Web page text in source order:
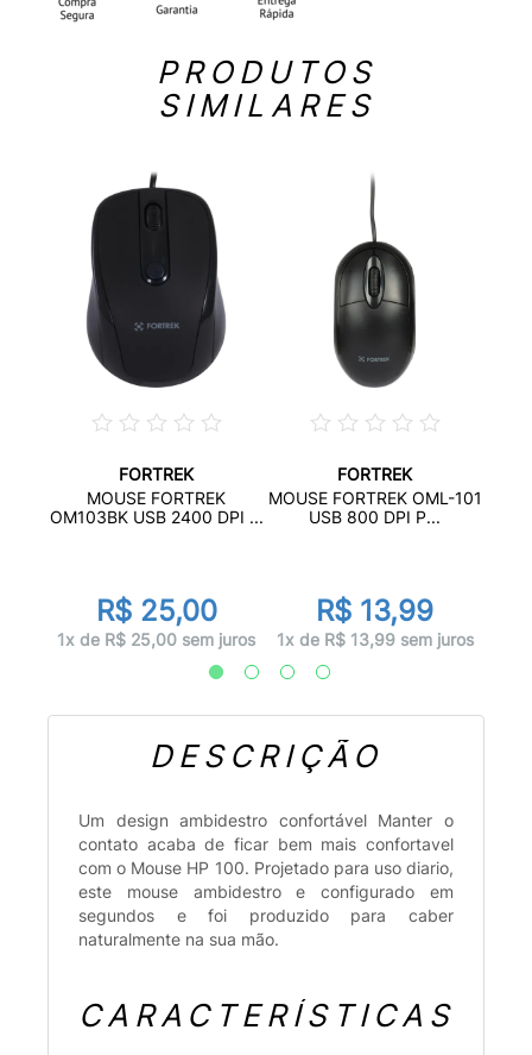
PRODUTOS
SIMILARES
FORTREK
MOUSE FORTREK
OM103BK USB 2400 DPI ...
R$ 25,00
1x de R$ 25,00 sem juros
FORTREK
MOUSE FORTREK OML-101
USB 800 DPI P...
R$ 13,99
1x de R$ 13,99 sem juros
DESCRIÇÃO
Um design ambidestro confortável Manter o
contato acaba de ficar bem mais confortavel
com o Mouse HP 100. Projetado para uso diario,
este mouse ambidestro e configurado em
segundos e foi produzido para caber
naturalmente na sua mão.
CARACTERÍSTICAS